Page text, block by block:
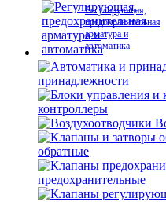
Регулирующая,
предохранительная
арматура и
автоматика
принадлежности
контроллеры
обратные
предохранительные